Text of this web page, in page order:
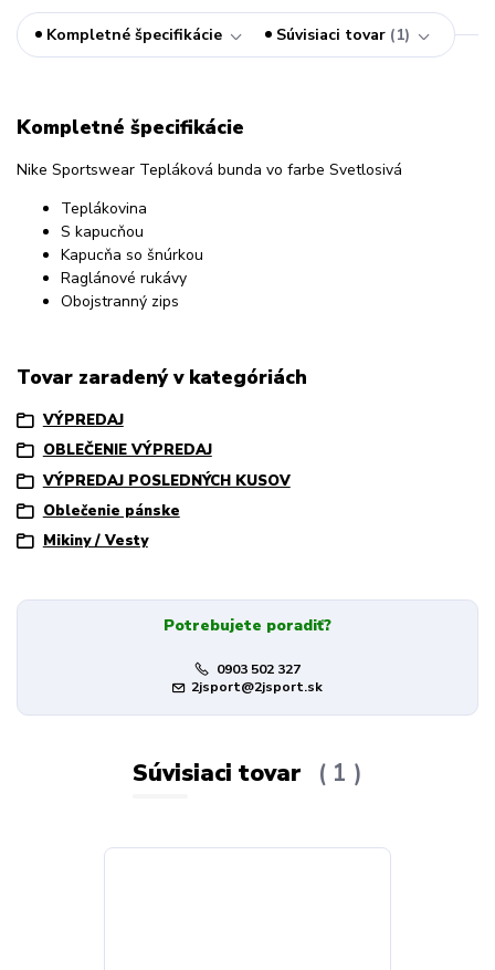
Kompletné špecifikácie Súvisiaci tovar 1
Kompletné špecifikácie
Nike Sportswear Tepláková bunda vo farbe Svetlosivá
Teplákovina
S kapucňou
Kapucňa so šnúrkou
Raglánové rukávy
Obojstranný zips
Tovar zaradený v kategóriách
VÝPREDAJ
OBLEČENIE VÝPREDAJ
VÝPREDAJ POSLEDNÝCH KUSOV
Oblečenie pánske
Mikiny / Vesty
Potrebujete poradiť?
0903 502 327
2jsport@2jsport.sk
Súvisiaci tovar 1